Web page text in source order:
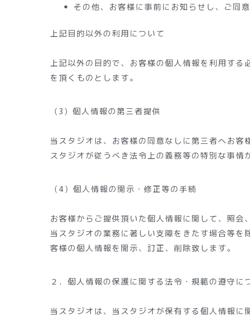
その他、お客様に事前にお知らせし、ご同
上記目的以外の利用について
上記以外の目的で、お客様の個人情報を利用す
を頂くものとします。
（3）個人情報の第三者提供
当スタジオは、お客様の同意なしに第三者へお
スタジオが従うべき法令上の義務等の特別な事情
（4）個人情報の開示・修正等の手続
お客様からご提供頂いた個人情報に関して、照
当スタジオの業務に著しい支障をきたす場合等
客様の個人情報を開示、訂正、削除致します。
２．個人情報の保護に関する法令・規範の遵守に
当スタジオは、当スタジオが保有する個人情報